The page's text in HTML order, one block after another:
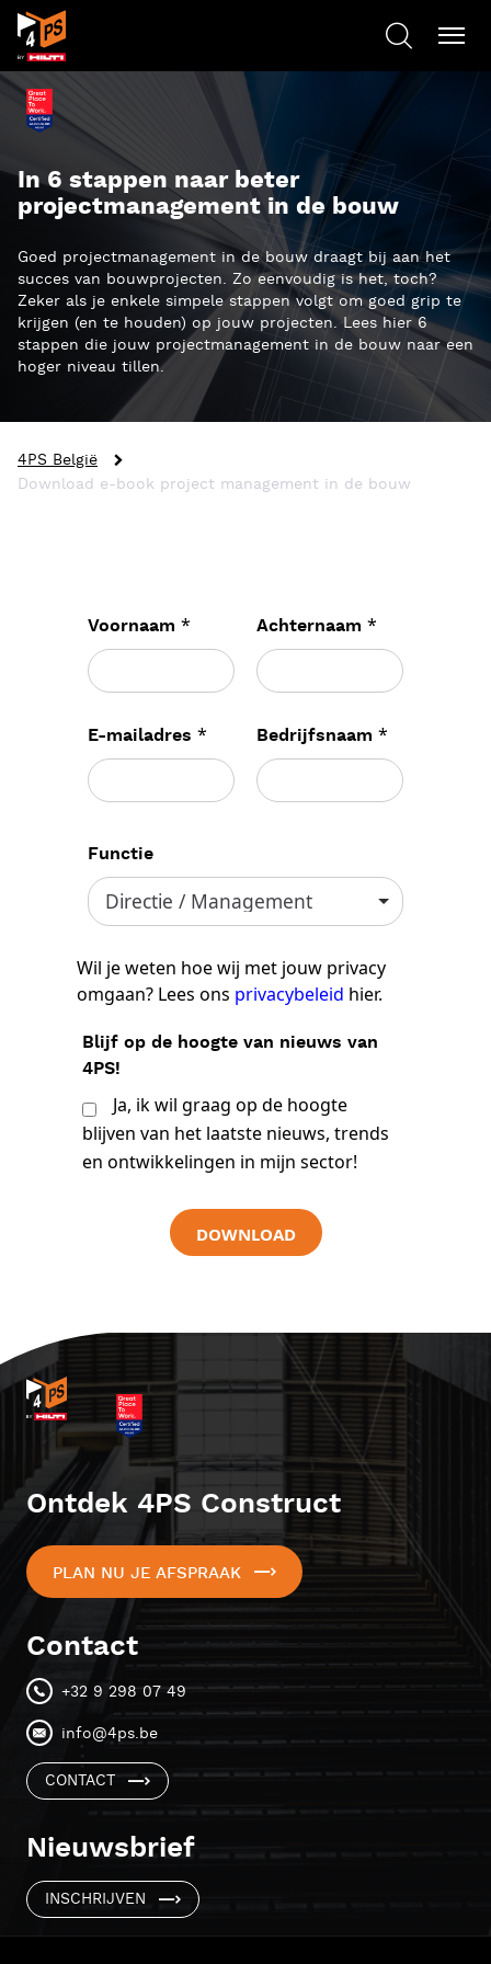
In 6 stappen naar beter
projectmanagement in de bouw
Goed projectmanagement in de bouw draagt bij aan het
succes van bouwprojecten. Zo eenvoudig is het, toch?
Zeker als je enkele simpele stappen volgt om goed grip te
krijgen (en te houden) op jouw projecten. Lees hier 6
stappen die jouw projectmanagement in de bouw naar een
hoger niveau tillen.
4PS België
Download e-book project management in de bouw
Voornaam *
E-mailadres *
Achternaam *
Bedrijfsnaam *
Functie
Wil je weten hoe wij met jouw privacy
omgaan? Lees ons privacybeleid hier.
Blijf op de hoogte van nieuws van
4PS!
Ja, ik wil graag op de hoogte
blijven van het laatste nieuws, trends
en ontwikkelingen in mijn sector!
DOWNLOAD
Ontdek 4PS Construct
PLAN NU JE AFSPRAAK
Contact
+32 9 298 07 49
info@4ps.be
CONTACT
Nieuwsbrief
INSCHRIJVEN